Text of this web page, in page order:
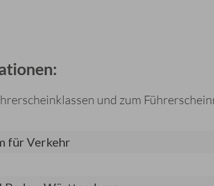
und zum
für Verkehr